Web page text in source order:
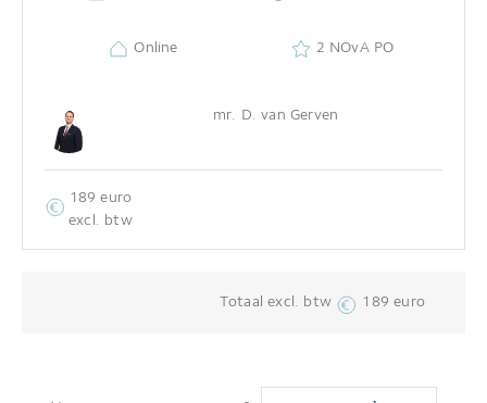
Online 2 NOvA PO
mr. D. van Gerven
189 euro
excl. btw
Totaal excl. btw 189 euro